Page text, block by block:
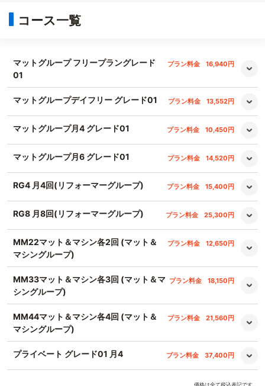
コース一覧
マットグループ フリープラングレード
01
プラン料金 16,940円
マットグループデイフリー グレード01 プラン料金 13,552円
マットグループ月4 グレード01 プラン料金 10,450円
マットグループ月6 グレード01 プラン料金 14,520円
RG4 月4回(リフォーマーグループ) プラン料金 15,400円
RG8 月8回(リフォーマーグループ) プラン料金 25,300円
MM22マット＆マシン各2回 (マット＆
マシングループ)
プラン料金 12,650円
MM33マット＆マシン各3回 (マット＆マ
シングループ)
プラン料金 18,150円
MM44マット＆マシン各4回 (マット＆
マシングループ)
プラン料金 21,560円
プライベート グレード01 月4 プラン料金 37,400円
価格は全て税込表記です。